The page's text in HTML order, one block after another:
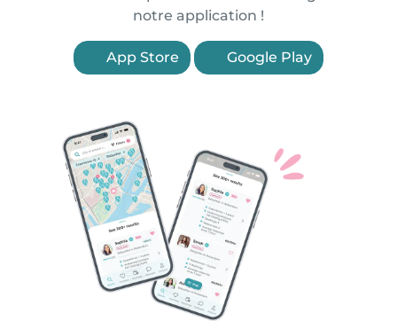
notre application !
App Store Google Play